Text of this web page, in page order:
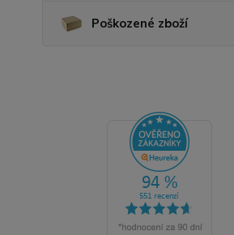
Poškozené zboží